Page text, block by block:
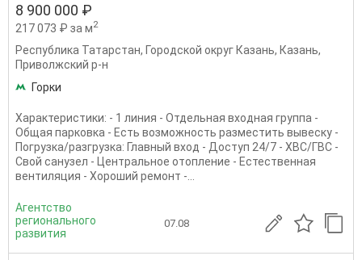
8 900 000 ₽
217 073 ₽ за м2
Республика Татарстан, Городской округ Казань, Казань,
Приволжский р-н
Горки
Характеристики: - 1 линия - Отдельная входная группа -
Общая парковка - Есть возможность разместить вывеску -
Погрузка/разгрузка: Главный вход - Доступ 24/7 - ХВС/ГВС -
Свой санузел - Центральное отопление - Естественная
вентиляция - Хороший ремонт -...
Агентство
регионального
развития
07.08